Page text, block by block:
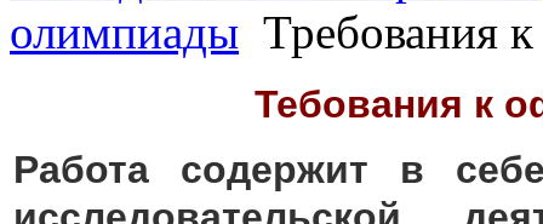
олимпиады Требования
Тебования к
Работа содержит в